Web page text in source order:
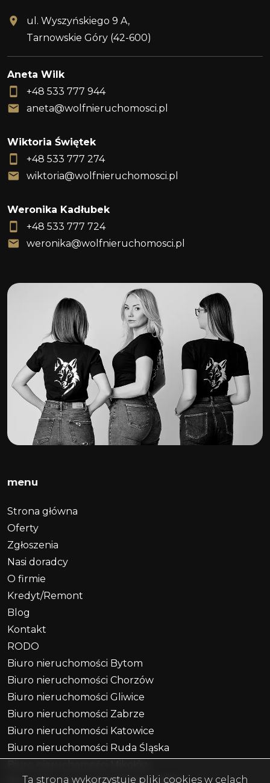
ul. Wyszyńskiego 9 A,
Tarnowskie Góry (42-600)
Aneta Wilk
+48 533 777 944
aneta@wolfnieruchomosci.pl
Wiktoria Świętek
+48 533 777 274
wiktoria@wolfnieruchomosci.pl
Weronika Kadłubek
+48 533 777 724
weronika@wolfnieruchomosci.pl
menu
Strona główna
Oferty
Zgłoszenia
Nasi doradcy
O firmie
Kredyt/Remont
Blog
Kontakt
RODO
Biuro nieruchomości Bytom
Biuro nieruchomości Chorzów
Biuro nieruchomości Gliwice
Biuro nieruchomości Zabrze
Biuro nieruchomości Katowice
Biuro nieruchomości Ruda Śląska
Ta strona wykorzystuje pliki cookies w celach